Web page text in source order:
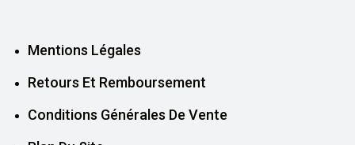
Mentions Légales
Retours Et Remboursement
Conditions Générales De Vente